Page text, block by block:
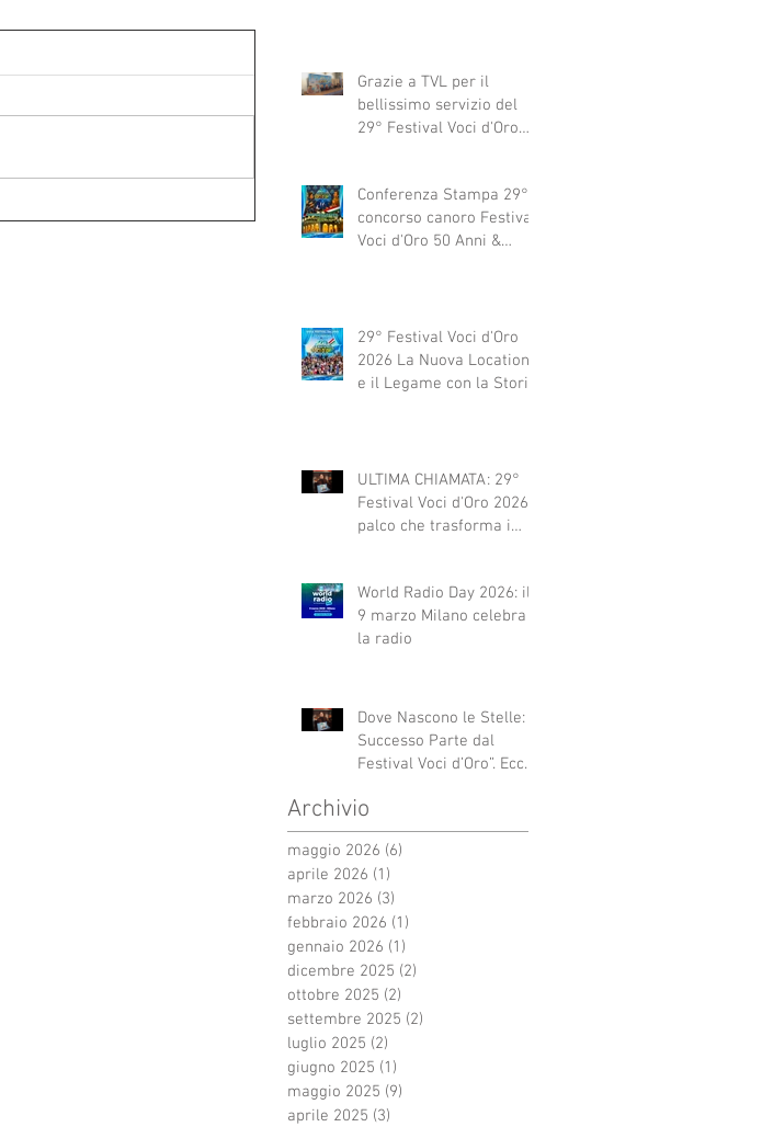
Grazie a TVL per il
bellissimo servizio del
29° Festival Voci d'Oro
Conferenza Stampa 29°
concorso canoro Festival
Voci d'Oro 50 Anni &
29° Festival Voci d'Oro
2026 La Nuova Location
e il Legame con la Storia
ULTIMA CHIAMATA: 29°
Festival Voci d'Oro 2026 Il
palco che trasforma i
World Radio Day 2026: il
9 marzo Milano celebra
la radio
Dove Nascono le Stelle: Il
Successo Parte dal
Festival Voci d’Oro”. Ecco
Archivio
maggio 2026 (6)
aprile 2026 (1)
marzo 2026 (3)
febbraio 2026 (1)
gennaio 2026 (1)
dicembre 2025 (2)
ottobre 2025 (2)
settembre 2025 (2)
luglio 2025 (2)
giugno 2025 (1)
maggio 2025 (9)
aprile 2025 (3)